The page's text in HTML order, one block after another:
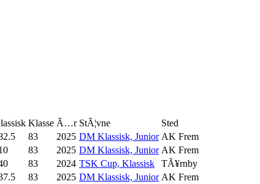
Klasse Ã…r StÃ¦vne
Sted
83 2025 DM Klassisk, Junior AK Frem
83 2025 DM Klassisk, Junior AK Frem
83 2024 TSK Cup, Klassisk
TÃ¥rnby
83 2025 DM Klassisk, Junior AK Frem